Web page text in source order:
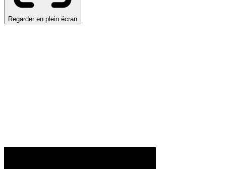
Regarder en plein écran